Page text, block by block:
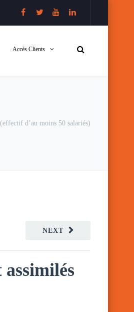
Accès Clients
d’au moins 50 salariés)
NEXT